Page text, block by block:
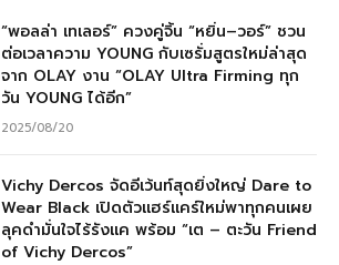
“พอลล่า เทเลอร์” ควงคู่จิ้น “หยิ่น–วอร์” ชวน
ต่อเวลาความ YOUNG กับเซรั่มสูตรใหม่ล่าสุด
จาก OLAY งาน “OLAY Ultra Firming ทุก
วัน YOUNG ได้อีก”
2025/08/20
Vichy Dercos จัดอีเว้นท์สุดยิ่งใหญ่ Dare to
Wear Black เปิดตัวแฮร์แคร์ใหม่พาทุกคนเผย
ลุคดำมั่นใจไร้รังแค พร้อม “เต – ตะวัน Friend
of Vichy Dercos”